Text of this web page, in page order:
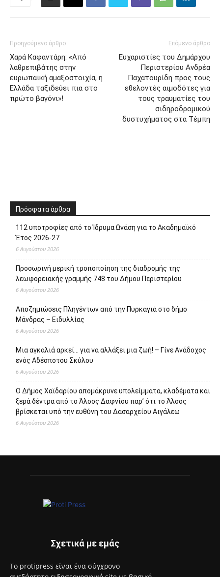
Προηγούμενο άρθρο
Χαρά Καφαντάρη: «Από
λαθρεπιβάτης στην
ευρωπαϊκή αμαξοστοιχία, η
Ελλάδα ταξιδεύει πια στο
πρώτο βαγόνι»!
Επόμενο άρθρο
Ευχαριστίες του Δημάρχου
Περιστερίου Ανδρέα
Παχατουρίδη προς τους
εθελοντές αιμοδότες για
τους τραυματίες του
σιδηροδρομικού
δυστυχήματος στα Τέμπη
Πρόσφατα άρθρα
112 υποτροφίες από το Ίδρυμα Ωνάση για το Ακαδημαϊκό
Μια αγκαλιά αρκεί… για να αλλάξει μια ζωή! – Γίνε Ανάδοχος
ενός Αδέσποτου Σκύλου
6 Αυγούστου 2026